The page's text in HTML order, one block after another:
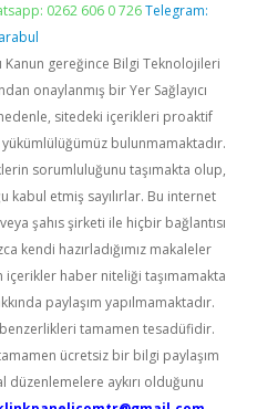
0262 606 0 726 Telegram:
Kanun gereğince Bilgi Teknolojileri
onaylanmış bir Yer Sağlayıcı
sitedeki içerikleri proaktif
bulunmamaktadır.
sorumluluğunu taşımakta olup,
kabul etmiş sayılırlar. Bu internet
şahıs şirketi ile hiçbir bağlantısı
kendi hazırladığımız makaleler
içerikler haber niteliği taşımamakta
paylaşım yapılmamaktadır.
tamamen tesadüfidir.
ücretsiz bir bilgi paylaşım
aykırı olduğunu